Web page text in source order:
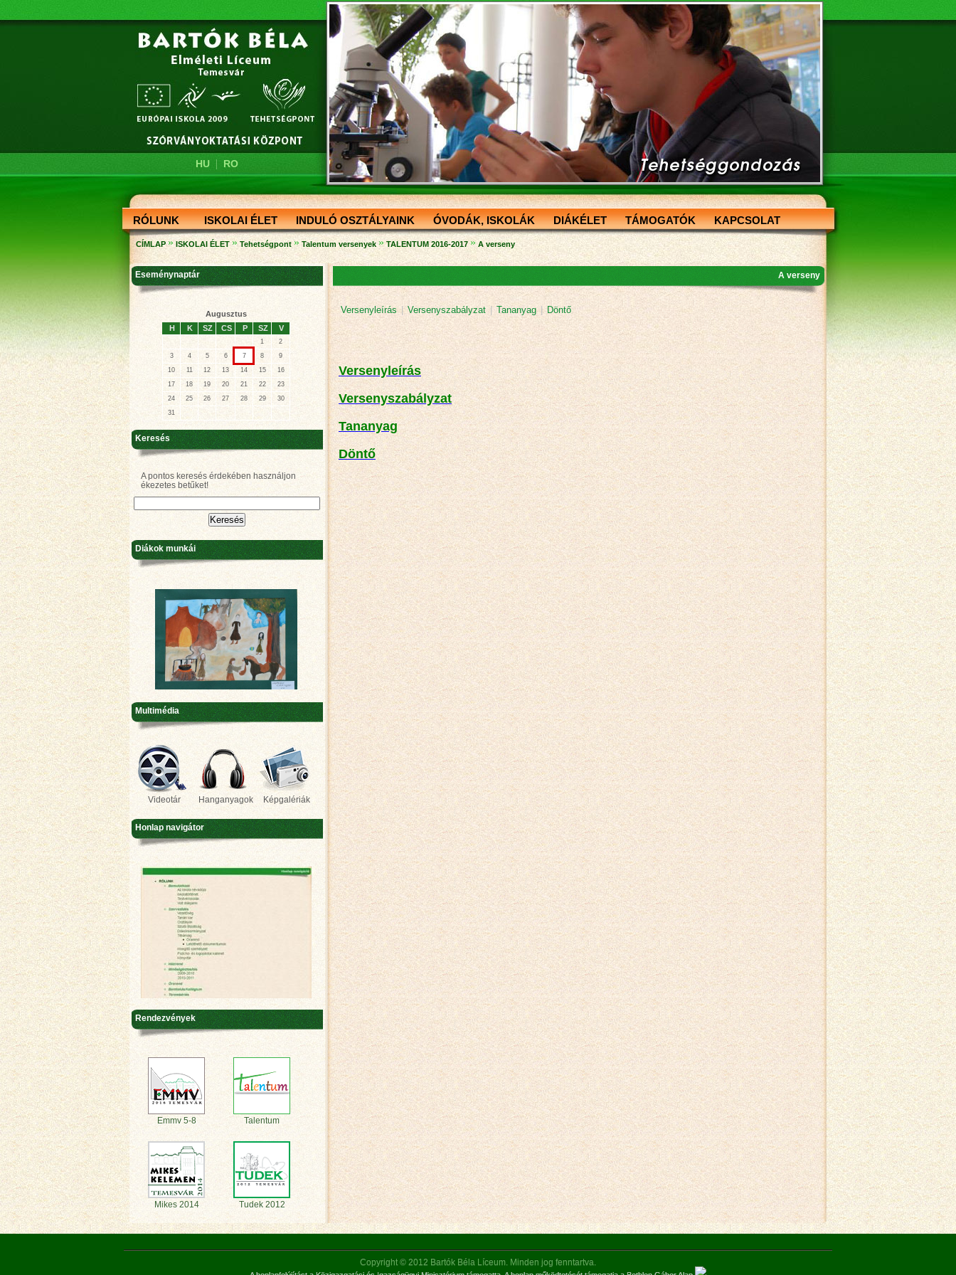
HU| RO
RÓLUNK ISKOLAI ÉLET INDULÓ OSZTÁLYAINK ÓVODÁK, ISKOLÁK DIÁKÉLET TÁMOGATÓK KAPCSOLAT
CÍMLAP » ISKOLAI ÉLET » Tehetségpont » Talentum versenyek » TALENTUM 2016-2017 » A verseny
A verseny
Versenyleírás Versenyszabályzat Tananyag Döntő
Versenyleírás
Versenyszabályzat
Tananyag
Döntő
Eseménynaptár
Augusztus
H
K SZ CS P SZ V
1
2
3
4 5 6 7 8
9
10
11 12 13 14 15
16
17
18 19 20 21 22
23
24
25 26 27 28 29
30
31
Keresés
A pontos keresés érdekében használjon
ékezetes betűket!
Diákok munkái
Multimédia
Videotár Hanganyagok Képgalériák
Honlap navigátor
Rendezvények
Emmv 5-8 Talentum
Mikes 2014 Tudek 2012
Copyright © 2012 Bartók Béla Líceum. Minden jog fenntartva.